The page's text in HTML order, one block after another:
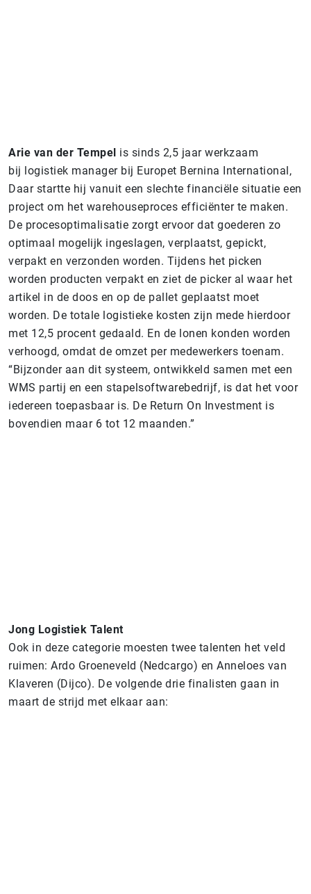
Arie van der Tempel is sinds 2,5 jaar werkzaam
bij logistiek manager bij ‎Europet Bernina International,
Daar startte hij vanuit een slechte financiële situatie een
project om het warehouseproces efficiënter te maken.
De procesoptimalisatie zorgt ervoor dat goederen zo
optimaal mogelijk ingeslagen, verplaatst, gepickt,
verpakt en verzonden worden. Tijdens het picken
worden producten verpakt en ziet de picker al waar het
artikel in de doos en op de pallet geplaatst moet
worden. De totale logistieke kosten zijn mede hierdoor
met 12,5 procent gedaald. En de lonen konden worden
verhoogd, omdat de omzet per medewerkers toenam.
“Bijzonder aan dit systeem, ontwikkeld samen met een
WMS partij en een stapelsoftwarebedrijf, is dat het voor
iedereen toepasbaar is. De Return On Investment is
bovendien maar 6 tot 12 maanden.”
Jong Logistiek Talent
Ook in deze categorie moesten twee talenten het veld
ruimen: Ardo Groeneveld (Nedcargo) en Anneloes van
Klaveren (Dijco). De volgende drie finalisten gaan in
maart de strijd met elkaar aan: